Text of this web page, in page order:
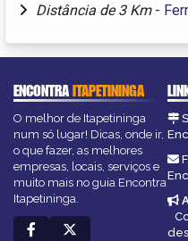
Distância de 3 Km -
ENCONTRAITAPETININGA
O melhor de Itapetininga
num só lugar! Dicas, onde ir,
o que fazer, as melhores
empresas, locais, serviços e
muito mais no guia Encontra
Itapetininga.